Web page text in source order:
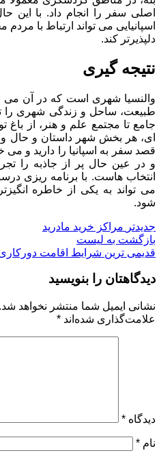
اصلی سفر را انجام داد. با این
اسپانیایی می تواند ارتباط با
دلپذیرتر کند.
نتیجه گیری
والنسیا شهری است که در آن می
طبیعت، ساحل و زندگی شهری را
جامع تا مجتمع علم و هنر، از باغ
ای، هر بخش شهر داستان و حال
قصد سفر به اسپانیا را دارید و می
و در عین حال پر از جاذبه را
انتخاب هاست. با برنامه ریزی
می تواند به یکی از خاطره
شود.
جدیدتر مراکز خرید مادرید
بازگشت به لیست
قدیمی ترین شرایط اقامت دورکاری
دیدگاهتان را بنویسید
نشانی ایمیل شما منتشر نخواهد شد.
علامت‌گذاری شده‌اند *
دیدگاه *
نام *